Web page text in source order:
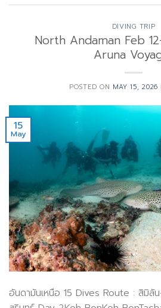
DIVING TRIP
North Andaman Feb
Aruna
POSTED ON MAY 15, 2026
15
May
อันดามันเหนือ 15 Dives Route : สิมิลั